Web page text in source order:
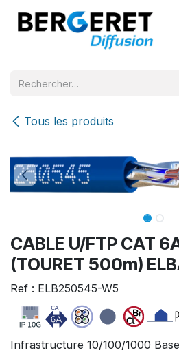
Se rendre au contenu
Tous les produits
CABLE U/FTP CAT
(TOURET 500m)
Ref : ELB250545-W5
Infrastructure 10/100/1000